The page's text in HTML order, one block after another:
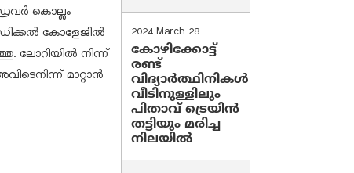
കൊല്ലം
കോളേജില്‍
ലോറിയില്‍ നിന്ന്
മാറ്റാന്‍
2024 March 28
കോഴിക്കോട്ട്
രണ്ട്
വിദ്യാർത്ഥിനികൾ
വീടിനുള്ളിലും
പിതാവ് ട്രെയിൻ
തട്ടിയും മരിച്ച
നിലയിൽ